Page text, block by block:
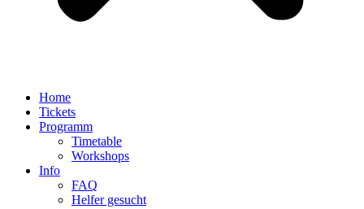
Home
Tickets
Programm
Timetable
Workshops
Info
FAQ
Helfer gesucht